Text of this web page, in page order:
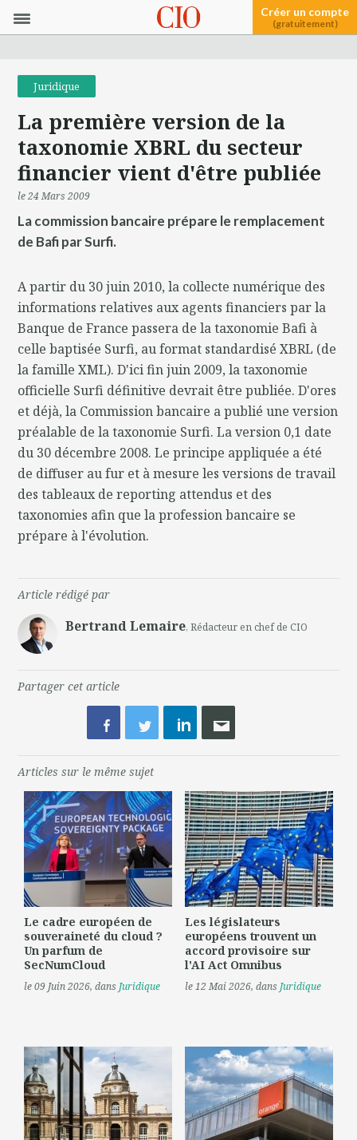
Créer un compte
(gratuitement)
Juridique
La première version de la
taxonomie XBRL du secteur
financier vient d'être publiée
le 24 Mars 2009
La commission bancaire prépare le remplacement
de Bafi par Surfi.
A partir du 30 juin 2010, la collecte numérique des
informations relatives aux agents financiers par la
Banque de France passera de la taxonomie Bafi à
celle baptisée Surfi, au format standardisé XBRL (de
la famille XML). D'ici fin juin 2009, la taxonomie
officielle Surfi définitive devrait être publiée. D'ores
et déjà, la Commission bancaire a publié une version
préalable de la taxonomie Surfi. La version 0,1 date
du 30 décembre 2008. Le principe appliquée a été
de diffuser au fur et à mesure les versions de travail
des tableaux de reporting attendus et des
taxonomies afin que la profession bancaire se
prépare à l'évolution.
Article rédigé par
Bertrand Lemaire, Rédacteur en chef de CIO
Partager cet article
Articles sur le même sujet
Le cadre européen de
souveraineté du cloud ?
Un parfum de
SecNumCloud
le 09 Juin 2026, dans Juridique
Les législateurs
européens trouvent un
accord provisoire sur
l'AI Act Omnibus
le 12 Mai 2026, dans Juridique